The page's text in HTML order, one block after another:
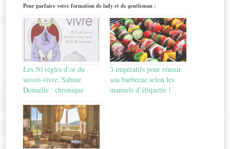
Pour parfaire votre formation de lady et de gentleman :
Les 50 règles d’or du
savoir-vivre, Sabine
Denuelle : chronique
3 impératifs pour réussir
son barbecue selon les
manuels d’étiquette !